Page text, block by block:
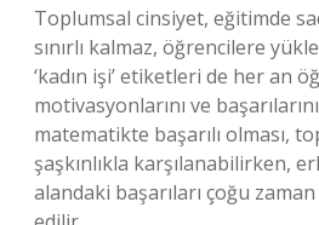
Toplumsal cinsiyet, eğitimde
sınırlı kalmaz, öğrencilere
‘kadın işi’ etiketleri de her an
motivasyonlarını ve
matematikte başarılı olması,
şaşkınlıkla karşılanabilirken,
alandaki başarıları çoğu